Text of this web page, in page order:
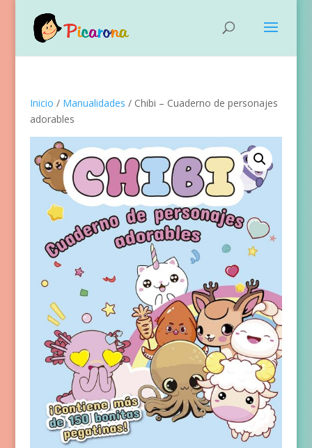
Inicio / Manualidades / Chibi – Cuaderno de personajes
adorables